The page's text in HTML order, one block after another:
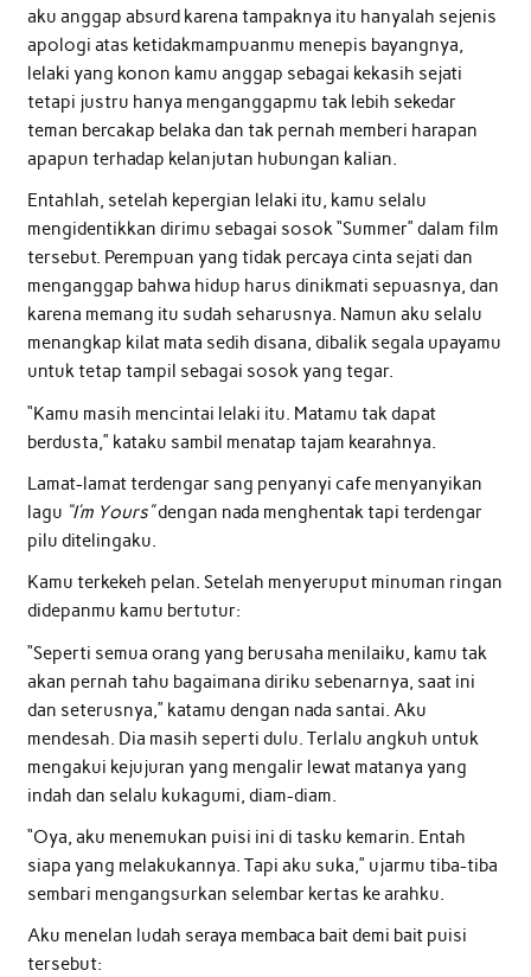
aku anggap absurd karena tampaknya itu hanyalah sejenis
apologi atas ketidakmampuanmu menepis bayangnya,
lelaki yang konon kamu anggap sebagai kekasih sejati
tetapi justru hanya menganggapmu tak lebih sekedar
teman bercakap belaka dan tak pernah memberi harapan
apapun terhadap kelanjutan hubungan kalian.
Entahlah, setelah kepergian lelaki itu, kamu selalu
mengidentikkan dirimu sebagai sosok “Summer” dalam film
tersebut. Perempuan yang tidak percaya cinta sejati dan
menganggap bahwa hidup harus dinikmati sepuasnya, dan
karena memang itu sudah seharusnya. Namun aku selalu
menangkap kilat mata sedih disana, dibalik segala upayamu
untuk tetap tampil sebagai sosok yang tegar.
“Kamu masih mencintai lelaki itu. Matamu tak dapat
berdusta,” kataku sambil menatap tajam kearahnya.
Lamat-lamat terdengar sang penyanyi cafe menyanyikan
lagu “I’m Yours”dengan nada menghentak tapi terdengar
pilu ditelingaku.
Kamu terkekeh pelan. Setelah menyeruput minuman ringan
didepanmu kamu bertutur:
“Seperti semua orang yang berusaha menilaiku, kamu tak
akan pernah tahu bagaimana diriku sebenarnya, saat ini
dan seterusnya,” katamu dengan nada santai. Aku
mendesah. Dia masih seperti dulu. Terlalu angkuh untuk
mengakui kejujuran yang mengalir lewat matanya yang
indah dan selalu kukagumi, diam-diam.
“Oya, aku menemukan puisi ini di tasku kemarin. Entah
siapa yang melakukannya. Tapi aku suka,” ujarmu tiba-tiba
sembari mengangsurkan selembar kertas ke arahku.
Aku menelan ludah seraya membaca bait demi bait puisi
tersebut: